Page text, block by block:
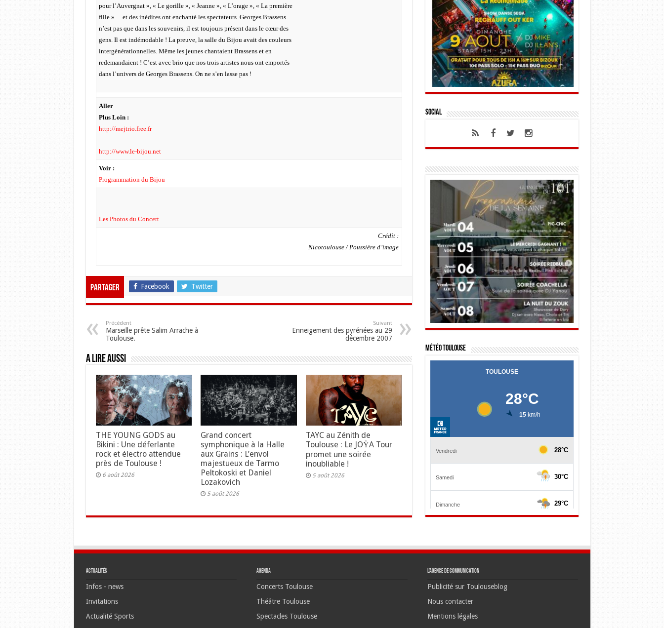
pour l’Auvergnat », « Le gorille », « Jeanne », « L’orage », « La première
fille »… et des inédites ont enchanté les spectateurs. Georges Brassens
n’est pas que dans les souvenirs, il est toujours présent dans le cœur des
gens. Il est indémodable ! La preuve, la salle du Bijou avait des couleurs
intergénérationnelles. Même les jeunes chantaient Brassens et en
redemandaient ! C’est avec brio que nos trois artistes nous ont emportés
dans l’univers de Georges Brassens. On ne s’en lasse pas !
Aller
Plus Loin :
http://mejtrio.free.fr
http://www.le-bijou.net
Voir :
Programmation du Bijou
Les Photos du Concert
Crédit :
Nicotoulouse / Poussière d’image
Partager Facebook Twitter
Précédent
Marseille prête Salim Arrache à
Toulouse.
Suivant
Enneigement des pyrénées au 29
décembre 2007
A lire aussi
THE YOUNG GODS au
Bikini : Une déferlante
rock et électro attendue
près de Toulouse !
6 août 2026
Grand concert
symphonique à la Halle
aux Grains : L’envol
majestueux de Tarmo
Peltokoski et Daniel
Lozakovich
5 août 2026
TAYC au Zénith de
Toulouse : Le JOŸA Tour
promet une soirée
inoubliable !
5 août 2026
Social
Météo Toulouse
Actualités
Infos - news
Invitations
Actualité Sports
Agenda
Concerts Toulouse
Théâtre Toulouse
Spectacles Toulouse
L’agence de communication
Publicité sur Toulouseblog
Nous contacter
Mentions légales